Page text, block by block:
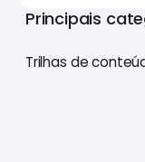
Principais
Trilhas de